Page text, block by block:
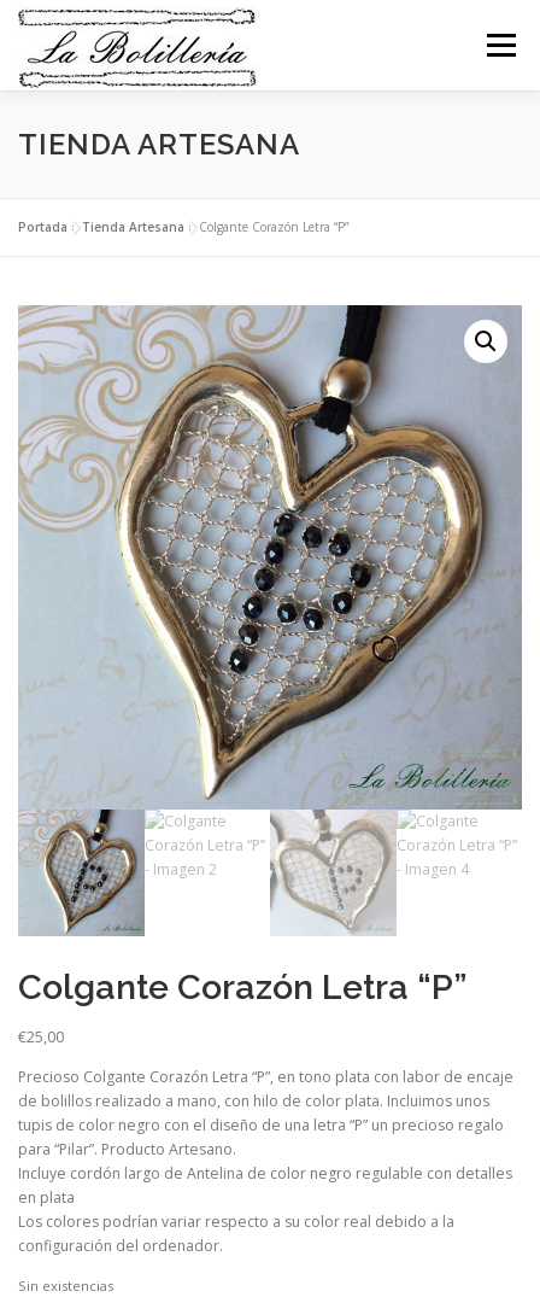
Saltar
contenido
Menú
INICIO ABANICOS BEBÉS
COLLARES PENDIENTES BROCHES
PULSERAS ANILLOS LLAVEROS RELIGIOSO
NAVIDAD MI CESTA
TIENDA ARTESANA
Portada »Tienda Artesana »Colgante Corazón Letra “P”
Colgante Corazón Letra “P”
€25,00
Precioso Colgante Corazón Letra “P”, en tono plata con labor de encaje
de bolillos realizado a mano, con hilo de color plata. Incluimos unos
tupis de color negro con el diseño de una letra “P” un precioso regalo
para “Pilar”. Producto Artesano.
Incluye cordón largo de Antelina de color negro regulable con detalles
en plata
Los colores podrían variar respecto a su color real debido a la
configuración del ordenador.
Sin existencias